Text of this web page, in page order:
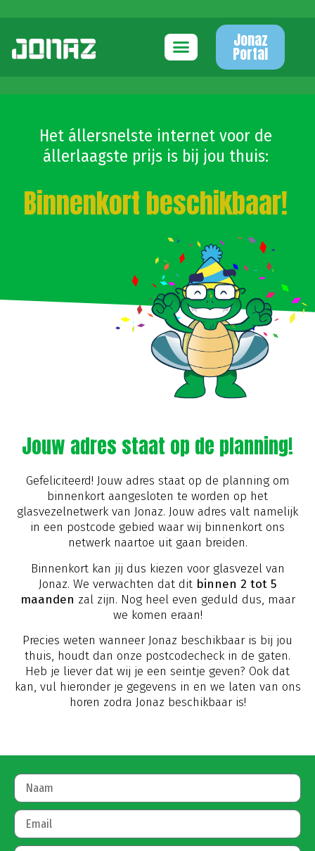
Jonaz
Portal
Het állersnelste internet voor de
állerlaagste prijs is bij jou thuis:
Binnenkort beschikbaar!
Jouw adres staat op de planning!
Gefeliciteerd! Jouw adres staat op de planning om
binnenkort aangesloten te worden op het
glasvezelnetwerk van Jonaz. Jouw adres valt namelijk
in een postcode gebied waar wij binnenkort ons
netwerk naartoe uit gaan breiden.
Binnenkort kan jij dus kiezen voor glasvezel van
Jonaz. We verwachten dat dit binnen 2 tot 5
maanden zal zijn. Nog heel even geduld dus, maar
we komen eraan!
Precies weten wanneer Jonaz beschikbaar is bij jou
thuis, houdt dan onze postcodecheck in de gaten.
Heb je liever dat wij je een seintje geven? Ook dat
kan, vul hieronder je gegevens in en we laten van ons
horen zodra Jonaz beschikbaar is!